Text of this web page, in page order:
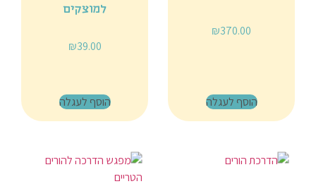
₪370.00
הוסף לעגלה
למוצקים
₪39.00
הוסף לעגלה